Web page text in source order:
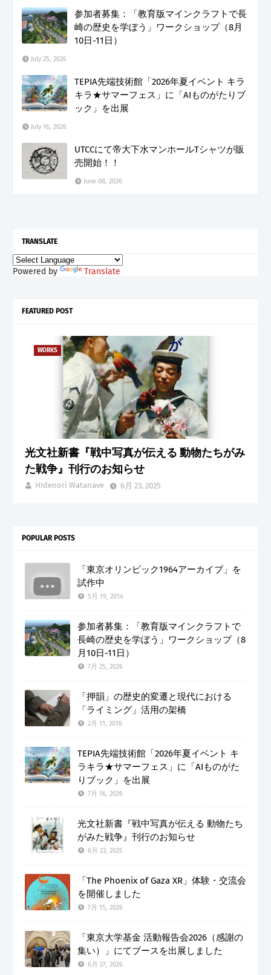
参加者募集：「教育版マインクラフトで長
崎の歴史を学ぼう」ワークショップ（8月
10日-11日）
July 25, 2026
TEPIA先端技術館「2026年夏イベント キラ
キラ★サマーフェス」に「AIものがたりブ
ック」を出展
July 16, 2026
UTCCにて帝大下水マンホールTシャツが販
売開始！！
June 08, 2026
TRANSLATE
Powered by Translate
FEATURED POST
WORKS
光文社新書『戦中写真が伝える 動物たちがみ
た戦争』刊行のお知らせ
HIdenori Watanave 6月 23, 2025
POPULAR POSTS
「東京オリンピック1964アーカイブ」を
試作中
5月 19, 2014
参加者募集：「教育版マインクラフトで
長崎の歴史を学ぼう」ワークショップ（8
月10日-11日）
7月 25, 2026
「押韻」の歴史的変遷と現代における
「ライミング」活用の架橋
2月 11, 2016
TEPIA先端技術館「2026年夏イベント キ
ラキラ★サマーフェス」に「AIものがた
りブック」を出展
7月 16, 2026
光文社新書『戦中写真が伝える 動物たち
がみた戦争』刊行のお知らせ
6月 23, 2025
「The Phoenix of Gaza XR」体験・交流会
を開催しました
7月 15, 2026
「東京大学基金 活動報告会2026（感謝の
集い）」にてブースを出展しました
6月 27, 2026